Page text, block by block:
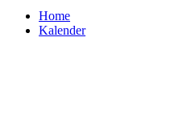
Home
Kalender